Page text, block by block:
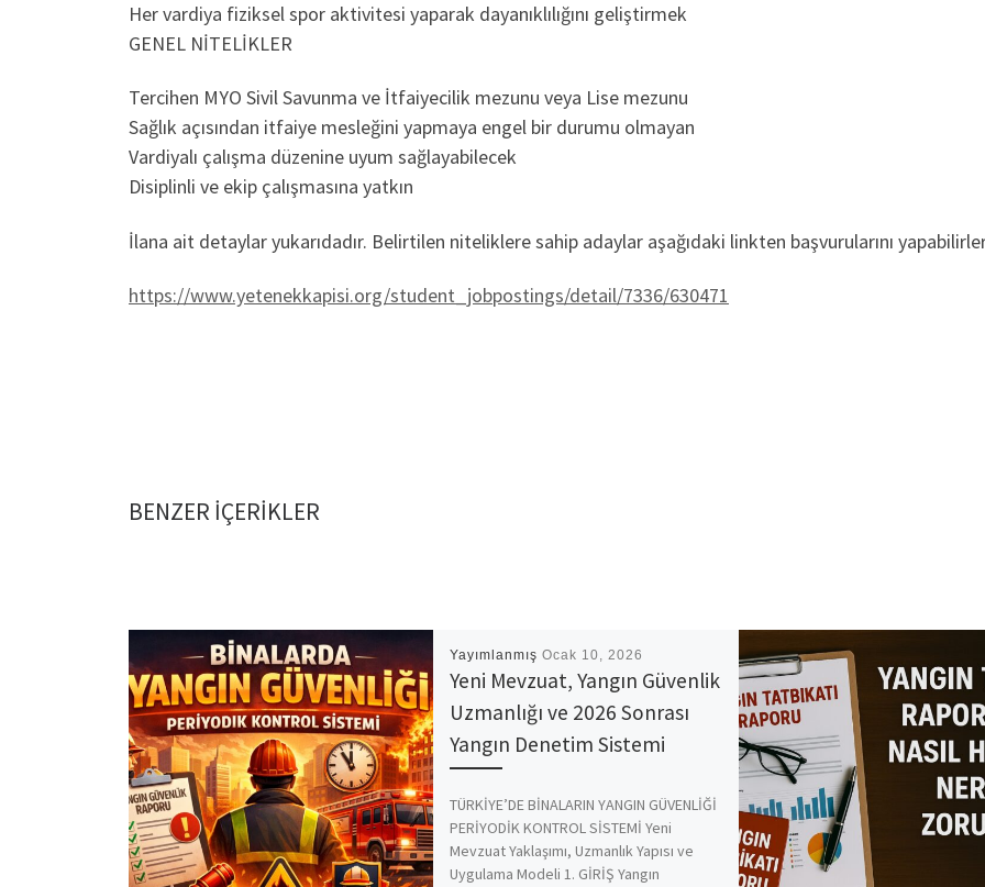
Her vardiya fiziksel spor aktivitesi yaparak dayanıklılığını geliştirmek
GENEL NİTELİKLER
Tercihen MYO Sivil Savunma ve İtfaiyecilik mezunu veya Lise mezunu
Sağlık açısından itfaiye mesleğini yapmaya engel bir durumu olmayan
Vardiyalı çalışma düzenine uyum sağlayabilecek
Disiplinli ve ekip çalışmasına yatkın
İlana ait detaylar yukarıdadır. Belirtilen niteliklere sahip adaylar aşağıdaki linkten başvurularını
https://www.yetenekkapisi.org/student_jobpostings/detail/7336/630471
BENZER IÇERIKLER
Yayımlanmış Ocak 10, 2026
Yeni Mevzuat, Yangın Güvenlik
Uzmanlığı ve 2026 Sonrası
Yangın Denetim Sistemi
TÜRKİYE’DE BİNALARIN YANGIN GÜVENLİĞİ
PERİYODİK KONTROL SİSTEMİ Yeni
Mevzuat Yaklaşımı, Uzmanlık Yapısı ve
Uygulama Modeli 1. GİRİŞ Yangın